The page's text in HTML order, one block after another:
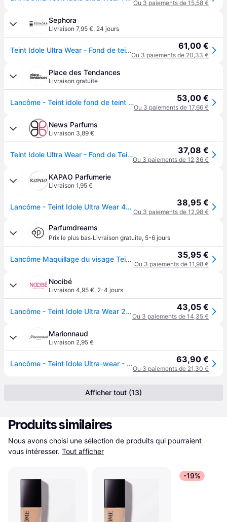
Ou 3 paiements de 15,58 €
Sephora
Livraison 7,95 €, 24 jours
Teint Idole Ultra Wear - Fond de teint 61,00 €
Ou 3 paiements de 20,33 €
Place des Tendances
Livraison gratuite
Lancôme - Teint idole fond de teint tenue 24h fini mat naturel spf35 - enrichi en soin - 30ml - Beige 53,00 €
Ou 3 paiements de 17,66 €
News Parfums
Livraison 3,89 €
Teint Idole Ultra Wear - Fond de Teint Tenue 24h Fini Mat Naturel SPF35 – Enrichi En Soin- LANCÔME 37,08 €
Ou 3 paiements de 12,36 €
KAPAO Parfumerie
Livraison 1,95 €
Lancôme - Teint Idole Ultra Wear 400w Warm Fond De Teint Tenue 24h Fini Mat Naturel Spf35 - Kapao Parfumerie en ligne française 38,95 €
Ou 3 paiements de 12,98 €
Parfumdreams
Prix le plus bas·Livraison gratuite, 5-6 jours
Lancôme Maquillage du visage Teint Idole Ultra Wear Fond de teint fluide Homme 30 ml 35,95 €
Ou 3 paiements de 11,98 €
Nocibé
Livraison 4,95 €, 2-4 jours
Lancôme - Teint Idole Ultra Wear 24H Fond de teint 30 ml Marron clair unisex 43,05 €
Ou 3 paiements de 14,35 €
Marionnaud
Livraison 2,95 €
Lancôme - Teint Idole Ultra-wear - Fond De Teint - 400 W Warm 63,90 €
Ou 3 paiements de 21,30 €
Afficher tout (13)
Produits similaires
Nous avons choisi une sélection de produits qui pourraient
vous intéresser. Tout afficher
-19%